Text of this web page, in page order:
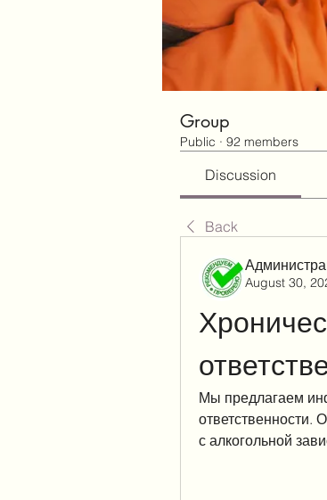
Group
Public · 92 members
Discussion
Back
August 30,
Мы предлагаем
ответственности.
с алкогольной